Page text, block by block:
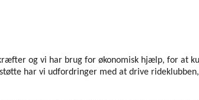
og vi har brug for økonomisk hjælp, for at
har vi udfordringer med at drive